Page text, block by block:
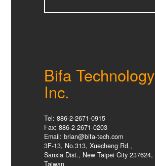
Bifa Technology
Inc.
Tel: 886-2-2671-0915
Fax: 886-2-2671-0203
Email: brian@bifa-tech.com
3F-13, No.313, Xuecheng Rd.,
Sanxia Dist., New Taipei City 237624,
Taiwan